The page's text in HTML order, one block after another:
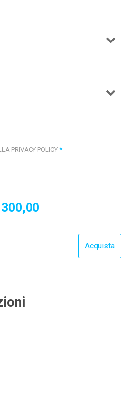
PRIVACY POLICY *
300,00